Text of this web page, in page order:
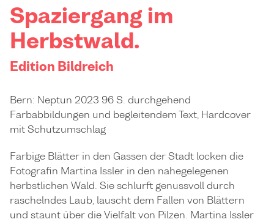
Spaziergang im
Herbstwald.
Edition Bildreich
Bern: Neptun 2023 96 S. durchgehend
Farbabbildungen und begleitendem Text, Hardcover
mit Schutzumschlag
Farbige Blätter in den Gassen der Stadt locken die
Fotografin Martina Issler in den nahegelegenen
herbstlichen Wald. Sie schlurft genussvoll durch
raschelndes Laub, lauscht dem Fallen von Blättern
und staunt über die Vielfalt von Pilzen. Martina Issler